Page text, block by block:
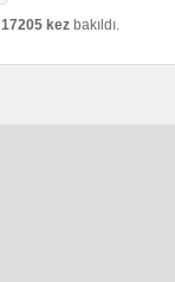
17205 kez bakıldı.